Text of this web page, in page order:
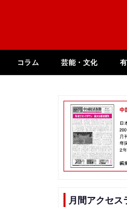
コラム 芸能・文化
月間アクセス